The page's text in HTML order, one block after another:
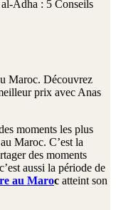
Maroc. Découvrez
prix avec Anas
moments les plus
Maroc. C’est la
des moments
aussi la période de
au Maroc atteint son